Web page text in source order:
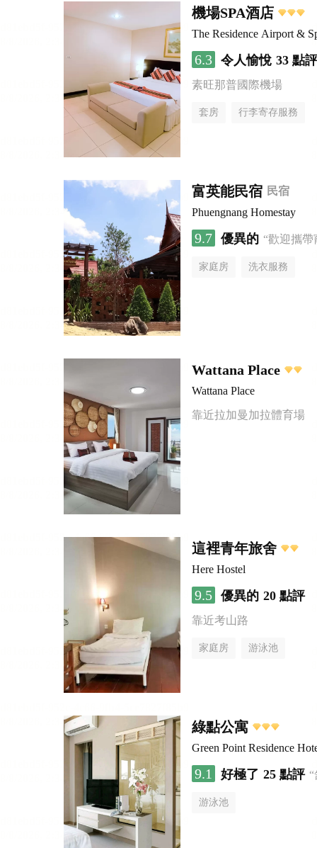
機場SPA酒店
The Residence Airport &
6.3 令人愉悅 33 點評
素旺那普國際機場
套房 行李寄存服務
富英能民宿 民宿
Phuengnang Homestay
9.7 優異的 “歡迎攜
家庭房 洗衣服務
Wattana Place
Wattana Place
靠近拉加曼加拉體育場
這裡青年旅舍
Here Hostel
9.5 優異的 20 點評
靠近考山路
家庭房 游泳池
綠點公寓
Green Point Residence
9.1 好極了 25 點評
游泳池